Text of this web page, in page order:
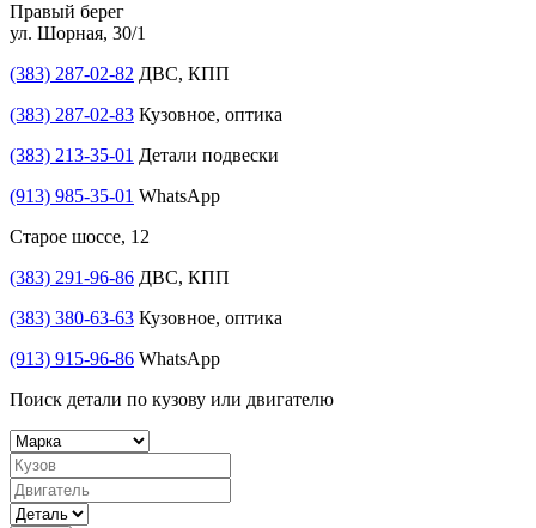
Правый берег
ул. Шорная, 30/1
(383) 287-02-82 ДВС, КПП
(383) 287-02-83 Кузовное, оптика
(383) 213-35-01 Детали подвески
(913) 985-35-01 WhatsApp
Старое шоссе, 12
(383) 291-96-86 ДВС, КПП
(383) 380-63-63 Кузовное, оптика
(913) 915-96-86 WhatsApp
Поиск детали по кузову или двигателю